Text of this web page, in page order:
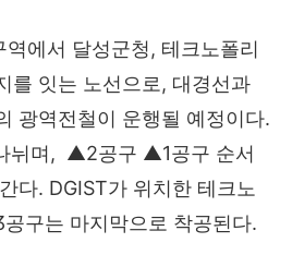
에서 달성군청, 테크노폴리
를 잇는 노선으로, 대경선과
광역전철이 운행될 예정이다.
뉘며, ▲2공구 ▲1공구 순서
다. DGIST가 위치한 테크노
구는 마지막으로 착공된다.